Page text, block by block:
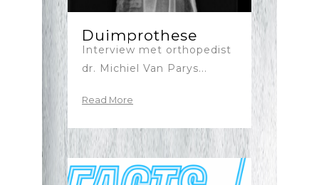
Duimprothese
Interview met orthopedist
dr. Michiel Van Parys...
Read More